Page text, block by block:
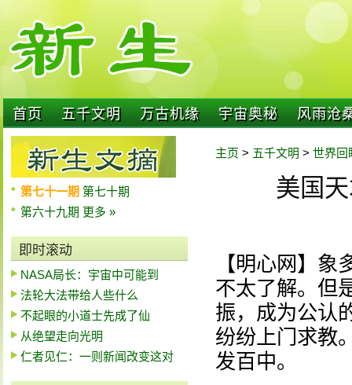
首页 五千文明 万古机缘 宇宙奥秘 风雨沧
第七十一期 第七十期
第六十九期 更多 »
即时滚动
NASA局长：宇宙中可能到
法轮大法带给人些什么
不起眼的小道士先成了仙
从绝望走向光明
仁者见仁：一则新闻改变这对
主页 > 五千文明 > 世界回
美国
【明心网】
不太了解。但
振，成为公认
纷纷上门求教
发百中。